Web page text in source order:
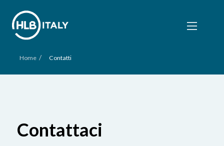
Home / Contatti
Contattaci